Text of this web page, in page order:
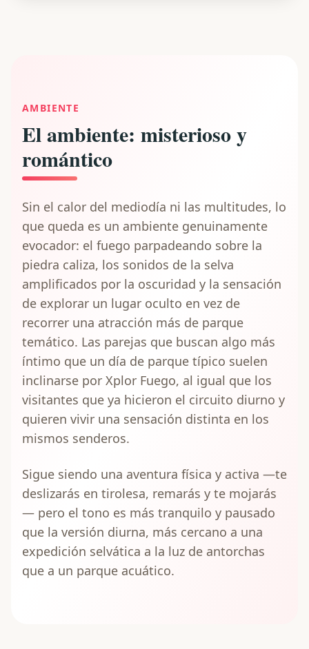
AMBIENTE
El ambiente: misterioso y
romántico
Sin el calor del mediodía ni las multitudes, lo
que queda es un ambiente genuinamente
evocador: el fuego parpadeando sobre la
piedra caliza, los sonidos de la selva
amplificados por la oscuridad y la sensación
de explorar un lugar oculto en vez de
recorrer una atracción más de parque
temático. Las parejas que buscan algo más
íntimo que un día de parque típico suelen
inclinarse por Xplor Fuego, al igual que los
visitantes que ya hicieron el circuito diurno y
quieren vivir una sensación distinta en los
mismos senderos.
Sigue siendo una aventura física y activa —te
deslizarás en tirolesa, remarás y te mojarás
— pero el tono es más tranquilo y pausado
que la versión diurna, más cercano a una
expedición selvática a la luz de antorchas
que a un parque acuático.